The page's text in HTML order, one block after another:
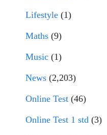
Lifestyle (1)
Maths (9)
Music (1)
News (2,203)
Online Test (46)
Online Test 1 std (3)